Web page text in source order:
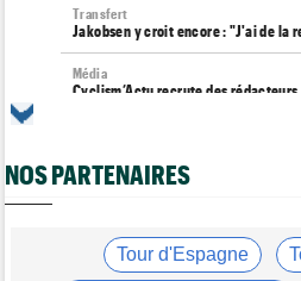
Transfert
Jakobsen y croit encore : "J'ai de la
Média
Cyclism’Actu recrute des
Le parcours de la 20e étape modifié
NOS PARTENAIRES
Tour d'Espagne